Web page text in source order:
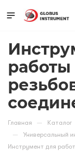
работы
Главная — Каталог
— Универсальный
Инструмент для